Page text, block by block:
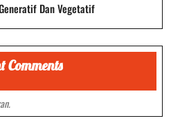
Dan Vegetatif
Comments